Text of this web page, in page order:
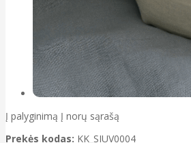
Į palyginimą Į norų sąrašą
Prekės kodas: KK_SIUV0004